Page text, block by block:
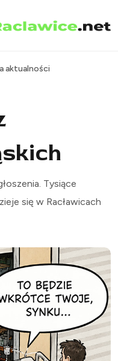
aktualności
Tysiące
się w Racławicach